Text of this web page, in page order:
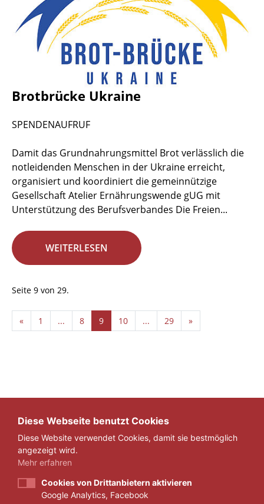
Brotbrücke Ukraine
SPENDENAUFRUF
Damit das Grundnahrungsmittel Brot verlässlich die
notleidenden Menschen in der Ukraine erreicht,
organisiert und koordiniert die gemeinnützige
Gesellschaft Atelier Ernährungswende gUG mit
Unterstützung des Berufsverbandes Die Freien...
WEITERLESEN
Seite 9 von 29.
« 1 ... 8 9 10 ... 29 »
Diese Webseite benutzt Cookies
Diese Website verwendet Cookies, damit sie bestmöglich
angezeigt wird.
Mehr erfahren
Cookies von Drittanbietern aktivieren
Google Analytics, Facebook